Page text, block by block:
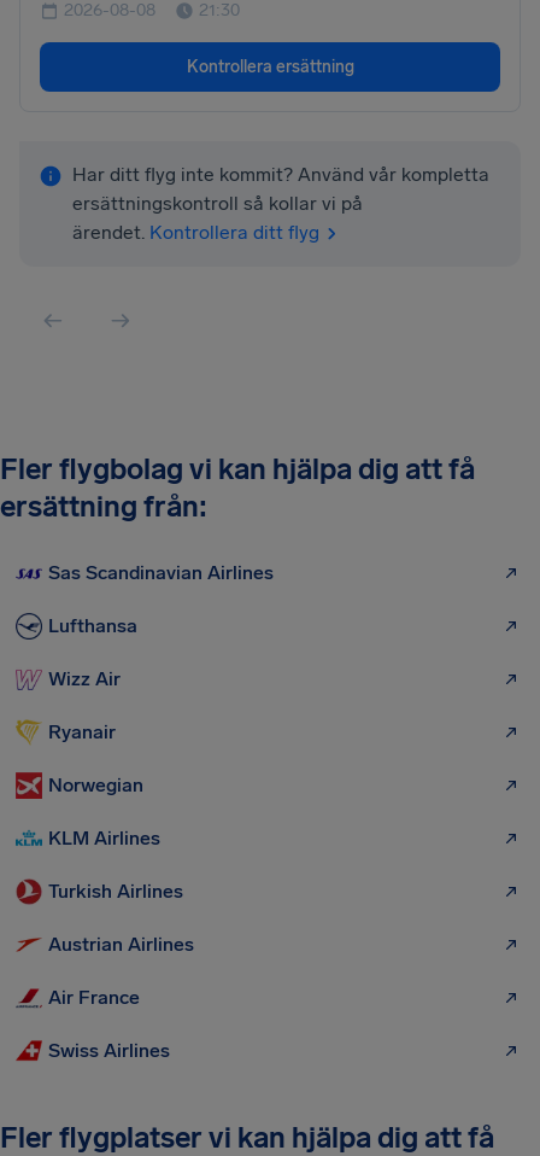
2026-08-08 21:30
Kontrollera ersättning
Har ditt flyg inte kommit? Använd vår kompletta
ersättningskontroll så kollar vi på
ärendet. Kontrollera ditt flyg
Fler flygbolag vi kan hjälpa dig att få
ersättning från:
Sas Scandinavian Airlines
Lufthansa
Wizz Air
Ryanair
Norwegian
KLM Airlines
Turkish Airlines
Austrian Airlines
Air France
Swiss Airlines
Fler flygplatser vi kan hjälpa dig att få